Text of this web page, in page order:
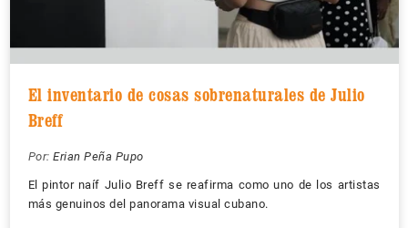
El inventario de cosas sobrenaturales de Julio
Breff
Por: Erian Peña Pupo
El pintor naíf Julio Breff se reafirma como uno de los artistas
más genuinos del panorama visual cubano.